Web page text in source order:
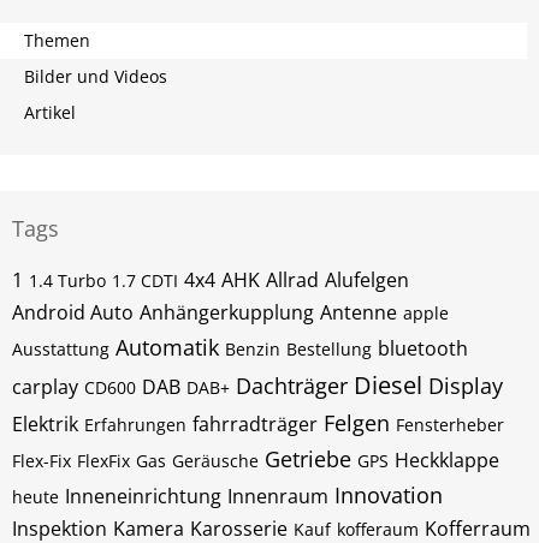
Themen
Bilder und Videos
Artikel
Tags
1 1.4 Turbo 1.7 CDTI 4x4 AHK Allrad Alufelgen
Android Auto Anhängerkupplung Antenne apple
Ausstattung Automatik Benzin Bestellung bluetooth
carplay CD600 DAB DAB+ Dachträger Diesel Display
Elektrik Erfahrungen fahrradträger Felgen Fensterheber
Flex-Fix FlexFix Gas Geräusche Getriebe GPS Heckklappe
heute Inneneinrichtung Innenraum Innovation
Inspektion Kamera Karosserie Kauf kofferaum Kofferraum